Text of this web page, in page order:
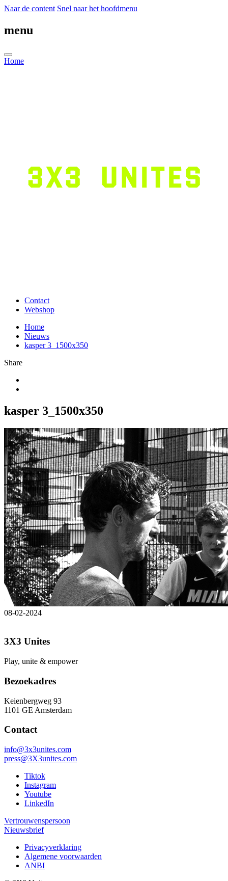
Naar de content Snel naar het hoofdmenu
menu
Home
Contact
Webshop
Home
Nieuws
kasper 3_1500x350
Share
kasper 3_1500x350
08-02-2024
3X3 Unites
Play, unite & empower
Bezoekadres
Keienbergweg 93
1101 GE Amsterdam
Contact
info@3x3unites.com
press@3X3unites.com
Tiktok
Instagram
Youtube
LinkedIn
Vertrouwenspersoon
Nieuwsbrief
Privacyverklaring
Algemene voorwaarden
ANBI